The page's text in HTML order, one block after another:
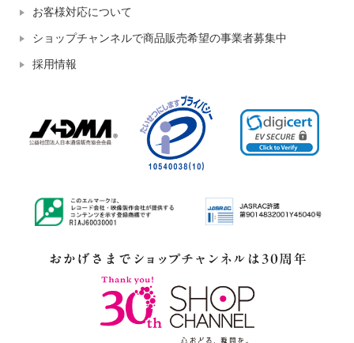
お客様対応について
ショップチャンネルで商品販売希望の事業者募集中
採用情報